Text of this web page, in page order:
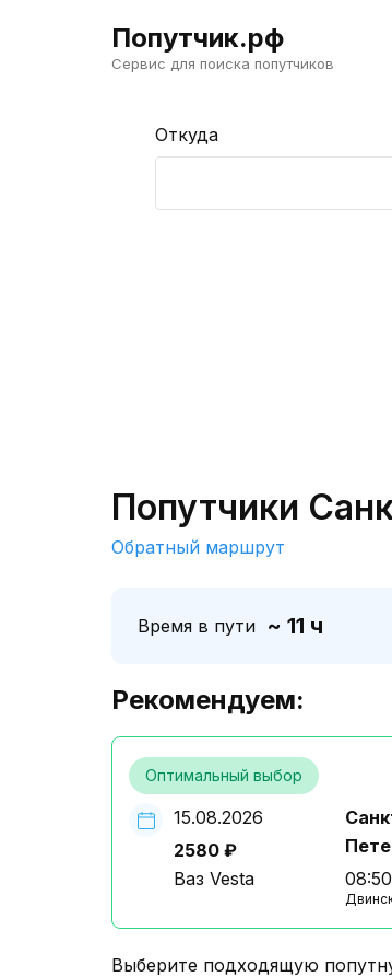
Попутчик.рф
Сервис для поиска попутчиков
Откуда
Попутчики
Обратный маршрут
Время в пути ~ 11 ч
Рекомендуем:
Оптимальный выбор
15.08.2026
2580 ₽
Ваз Vesta
08:50
Выберите подходящую